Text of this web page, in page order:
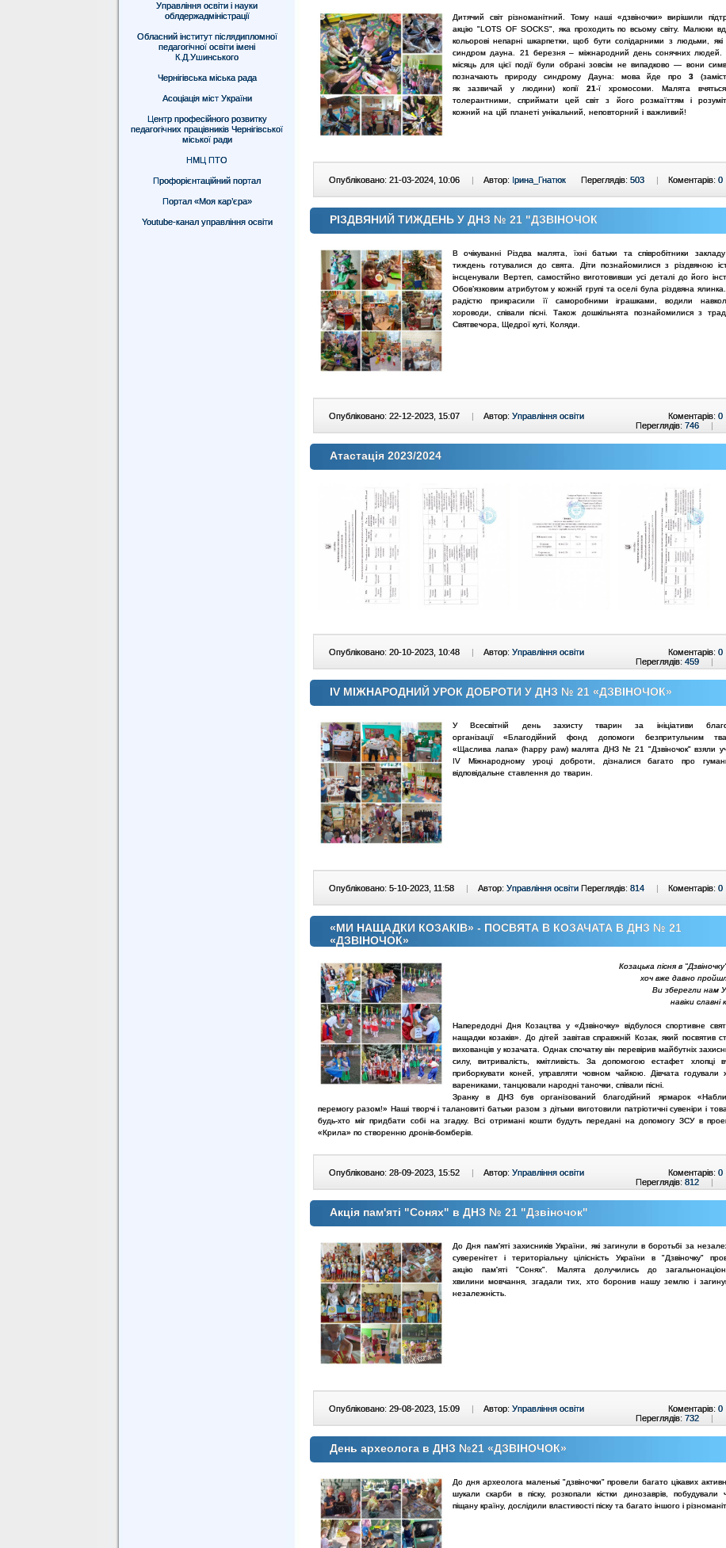
Управління освіти і науки
облдержадміністрації
Обласний інститут післядипломної
педагогічної освіти імені
К.Д.Ушинського
Чернігівська міська рада
Асоціація міст України
Центр професійного розвитку
педагогічних працівників Чернігівської
міської ради
НМЦ ПТО
Профорієнтаційний портал
Портал «Моя кар’єра»
Youtube-канал управління освіти
Дитячий світ різноманітний. Тому наші «дзвіночки» вирішили
акцію "LOTS OF SOCKS", яка проходить по всьому світу. Малюки
кольорові непарні шкарпетки, щоб бути солідарними з людьми,
синдром дауна. 21 березня – міжнародний день сонячних людей.
місяць для цієї події були обрані зовсім не випадково — вони
позначають природу синдрому Дауна: мова йде про3
як зазвичай у людини) копії 21-ї хромосоми. Малята
толерантними, сприймати цей світ з його розмаїттям і
кожний на цій планеті унікальний, неповторний і важливий!
Опубліковано: 21-03-2024, 10:06 | Автор: Ірина_Гнатюк Коментарів: 0
Переглядів: 503 |
РІЗДВЯНИЙ ТИЖДЕНЬ У ДНЗ № 21 "ДЗВІНОЧОК
В очікуванні Різдва малята, їхні батьки та співробітники
тиждень готувалися до свята. Діти познайомилися з різдвяною
інсценували Вертеп, самостійно виготовивши усі деталі до його
Обов’язковим атрибутом у кожній групі та оселі була різдвяна
радістю прикрасили її саморобними іграшками, водили
хороводи, співали пісні. Також дошкільнята познайомилися з
Святвечора, Щедрої куті, Коляди.
Опубліковано: 22-12-2023, 15:07 | Автор: Управління освіти Коментарів: 0
Переглядів: 746 |
Атастація 2023/2024
Опубліковано: 20-10-2023, 10:48 | Автор: Управління освіти Коментарів: 0
Переглядів: 459 |
ІV МІЖНАРОДНИЙ УРОК ДОБРОТИ У ДНЗ № 21 «ДЗВІНОЧОК»
У Всесвітній день захисту тварин за ініціативи
організації«Благодійний фонд допомоги безпритульним
«Щаслива лапа» (happy paw) малята ДНЗ № 21 "Дзвіночок" взяли
ІV Міжнародному уроці доброти, дізналися багато про
відповідальне ставлення до тварин.
Опубліковано: 5-10-2023, 11:58 | Автор: Управління освіти Коментарів: 0
Переглядів: 814 |
«МИ НАЩАДКИ КОЗАКІВ» - ПОСВЯТА В КОЗАЧАТА В ДНЗ № 21
«ДЗВІНОЧОК»
Козацька пісня в
хоч вже давно
Ви зберегли нам
навіки славні
Напередодні Дня Козацтва у «Дзвіночку» відбулося спортивне
нащадки козаків». До дітей завітав справжній Козак, який посвятив
вихованців у козачата. Однак спочатку він перевірив майбутніх
силу, витривалість, кмітливість. За допомогою естафет хлопці
приборкувати коней, управляти човном чайкою. Дівчата годували
варениками, танцювали народні таночки, співали пісні.
Зранку в ДНЗ був організований благодійний ярмарок
перемогу разом!» Наші творчі і талановиті батьки разом з дітьми виготовили патріотичні сувеніри і
будь-хто міг придбати собі на згадку. Всі отримані кошти будуть передані на допомогу ЗСУ в
«Крила» по створенню дронів-бомберів.
Опубліковано: 28-09-2023, 15:52 | Автор: Управління освіти Коментарів: 0
Переглядів: 812 |
Акція пам'яті "Сонях" в ДНЗ № 21 "Дзвіночок"
До Дня пам'яті захисників України, які загинули в боротьбі за
суверенітет і територіальну цілісність України в "Дзвіночку"
акцію пам'яті "Сонях". Малята долучились до
хвилини мовчання, згадали тих, хто боронив нашу землю і
незалежність.
Опубліковано: 29-08-2023, 15:09 | Автор: Управління освіти Коментарів: 0
Переглядів: 732 |
День археолога в ДНЗ №21 «ДЗВІНОЧОК»
До дня археолога маленькі "дзвіночки" провели багато цікавих
шукали скарби в піску, розкопали кістки динозаврів, побудували
піщану країну, дослідили властивості піску та багато іншого і